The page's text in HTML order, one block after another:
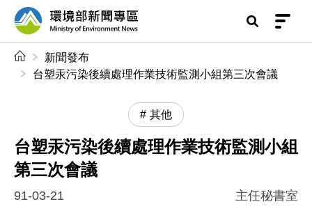
前往中央內容區塊
環境部新聞專區
新聞發布
台塑汞污染後續處理作業技術監測小組第三次會議
其他
台塑汞污染後續處理作業技術監測小組
第三次會議
91-03-21 主任秘書室